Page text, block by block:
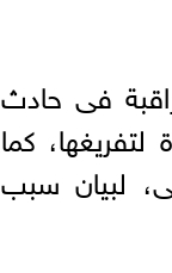
فى حادث
كما
لبيان سبب